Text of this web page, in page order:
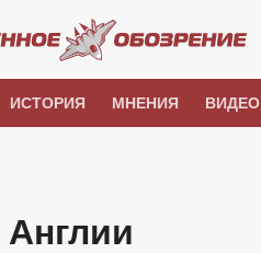
ИСТОРИЯ МНЕНИЯ ВИДЕО